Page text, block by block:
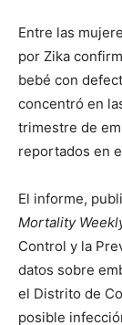
Entre las
por Zika
bebé con
concentró en
trimestre de
reportados en
El informe,
Mortality
Control y la
datos sobre
el Distrito de
posible